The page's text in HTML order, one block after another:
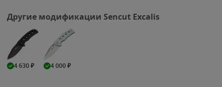
Другие модификации Sencut Excalis
4 630₽ 4 000₽